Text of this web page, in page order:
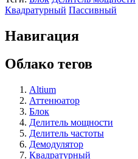
Квадратурный Пассивный
Навигация
Облако тегов
Altium
Аттенюатор
Блок
Делитель мощности
Делитель частоты
Демодулятор
Квадратурный